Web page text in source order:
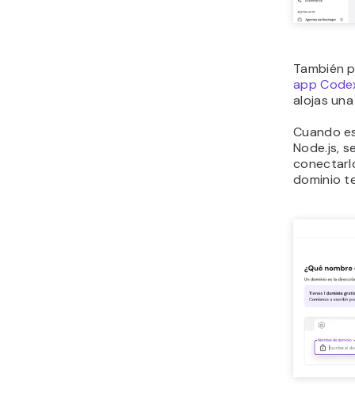
También
app
alojas
Cuando
Node.js,
dominio